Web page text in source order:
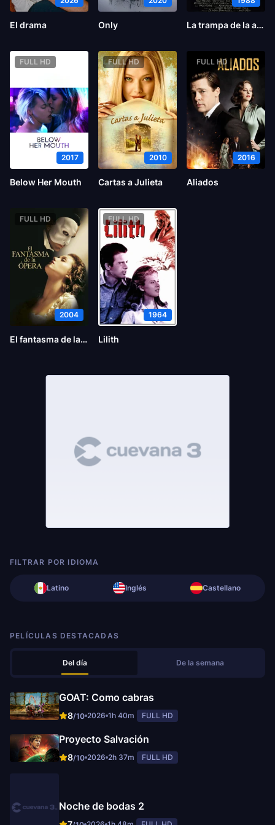
El drama Only La trampa de la araña
FULL HD
2017
Below Her Mouth
FULL HD
2010
Cartas a Julieta
FULL HD
2016
Aliados
FULL HD
2004
El fantasma de la ópera
FULL HD
1964
Lilith
FILTRAR POR IDIOMA
Latino Inglés Castellano
PELÍCULAS DESTACADAS
Del día De la semana
GOAT: Como cabras
8/10 2026 1h 40m FULL HD
Proyecto Salvación
8/10 2026 2h 37m FULL HD
Noche de bodas 2